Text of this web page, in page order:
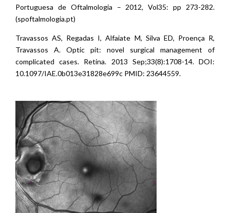
Portuguesa de Oftalmologia – 2012, Vol35: pp 273-282.
(spoftalmologia.pt)
Travassos AS, Regadas I, Alfaiate M, Silva ED, Proença R,
Travassos A. Optic pit: novel surgical management of
complicated cases. Retina. 2013 Sep;33(8):1708-14. DOI:
10.1097/IAE.0b013e31828e699c PMID: 23644559.